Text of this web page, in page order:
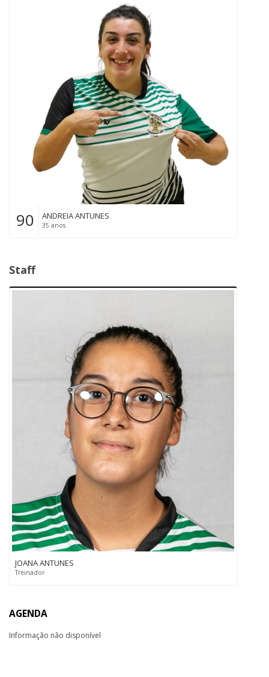
90 ANDREIA ANTUNES
35 anos
Staff
JOANA ANTUNES
Treinador
AGENDA
Informação não disponível